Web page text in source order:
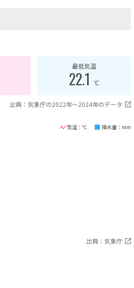
最低気温
22.1 ℃
出典：気象庁の2022年〜2024年のデータ
気温：℃ 降水量：mm
出典：気象庁